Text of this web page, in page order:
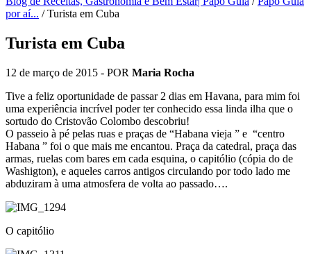
por aí... /Turista em Cuba
Turista em Cuba
12 de março de 2015 - POR Maria Rocha
Tive a feliz oportunidade de passar 2 dias em Havana, para mim foi
uma experiência incrível poder ter conhecido essa linda ilha que o
sortudo do Cristovão Colombo descobriu!
O passeio à pé pelas ruas e praças de “Habana vieja ” e “centro
Habana ” foi o que mais me encantou. Praça da catedral, praça das
armas, ruelas com bares em cada esquina, o capitólio (cópia do de
Washigton), e aqueles carros antigos circulando por todo lado me
abduziram à uma atmosfera de volta ao passado….
O capitólio